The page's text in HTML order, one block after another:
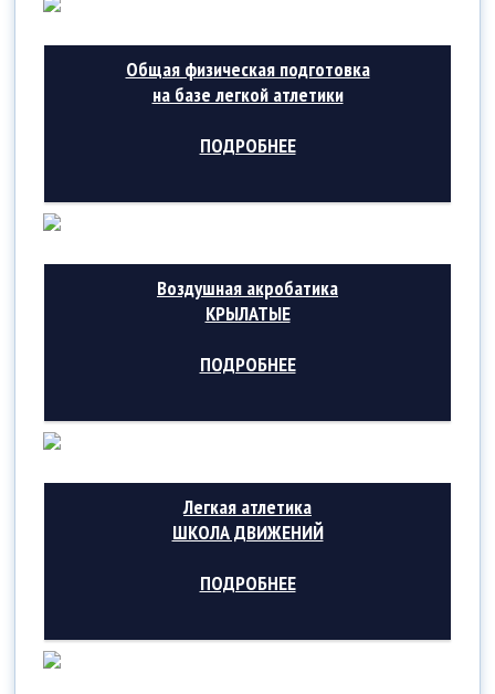
Общая физическая подготовка
на базе легкой атлетики
ПОДРОБНЕЕ
Воздушная акробатика
КРЫЛАТЫЕ
ПОДРОБНЕЕ
Легкая атлетика
ШКОЛА ДВИЖЕНИЙ
ПОДРОБНЕЕ